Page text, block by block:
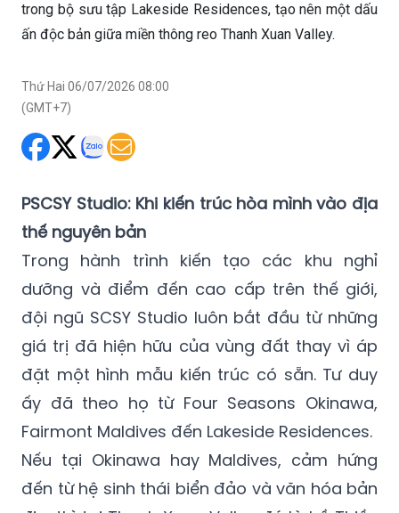
trong bộ sưu tập Lakeside Residences, tạo nên một dấu
ấn độc bản giữa miền thông reo Thanh Xuan Valley.
Thứ Hai 06/07/2026 08:00
(GMT+7)
P​SCSY Studio: Khi kiến trúc hòa mình vào địa
thế nguyên bản
Trong hành trình kiến tạo các khu nghỉ
dưỡng và điểm đến cao cấp trên thế giới,
đội ngũ SCSY Studio luôn bắt đầu từ những
giá trị đã hiện hữu của vùng đất thay vì áp
đặt một hình mẫu kiến trúc có sẵn. Tư duy
ấy đã theo họ từ Four Seasons Okinawa,
Fairmont Maldives đến Lakeside Residences.
Nếu tại Okinawa hay Maldives, cảm hứng
đến từ hệ sinh thái biển đảo và văn hóa bản